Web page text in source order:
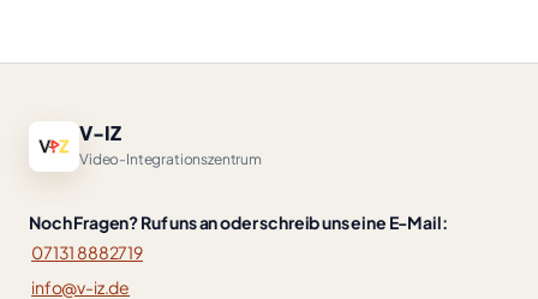
V-IZ
Video-Integrationszentrum
Noch Fragen? Ruf uns an oder schreib uns eine E-Mail:
07131 8882719
info@v-iz.de